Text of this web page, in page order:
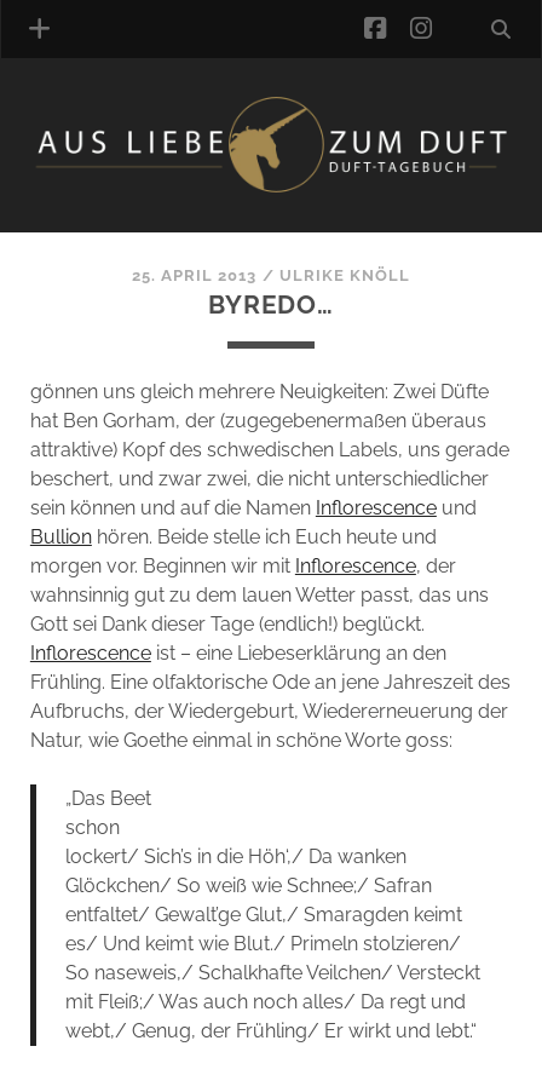
MANUFAKTUREN
DUFTNOTEN
SCHLAGWORTE
LINK-SAMMLUNG
ARTIKEL-ARCHIV
ONLINE-SHOP
DAS ALZD-TEAM
facebook
25. APRIL 2013 / ULRIKE KNÖLL
BYREDO…
gönnen uns gleich mehrere Neuigkeiten: Zwei Düfte
hat Ben Gorham, der (zugegebenermaßen überaus
attraktive) Kopf des schwedischen Labels, uns gerade
beschert, und zwar zwei, die nicht unterschiedlicher
sein können und auf die Namen Inflorescenceund
Bullionhören. Beide stelle ich Euch heute und
morgen vor. Beginnen wir mit Inflorescence, der
wahnsinnig gut zu dem lauen Wetter passt, das uns
Gott sei Dank dieser Tage (endlich!) beglückt.
Inflorescenceist – eine Liebeserklärung an den
Frühling. Eine olfaktorische Ode an jene Jahreszeit des
Aufbruchs, der Wiedergeburt, Wiedererneuerung der
Natur, wie Goethe einmal in schöne Worte goss:
„Das Beet
schon
lockert/ Sich’s in die Höh‘,/ Da wanken
Glöckchen/ So weiß wie Schnee;/ Safran
entfaltet/ Gewalt’ge Glut,/ Smaragden keimt
es/ Und keimt wie Blut./ Primeln stolzieren/
So naseweis,/ Schalkhafte Veilchen/ Versteckt
mit Fleiß;/ Was auch noch alles/ Da regt und
webt,/ Genug, der Frühling/ Er wirkt und lebt.“